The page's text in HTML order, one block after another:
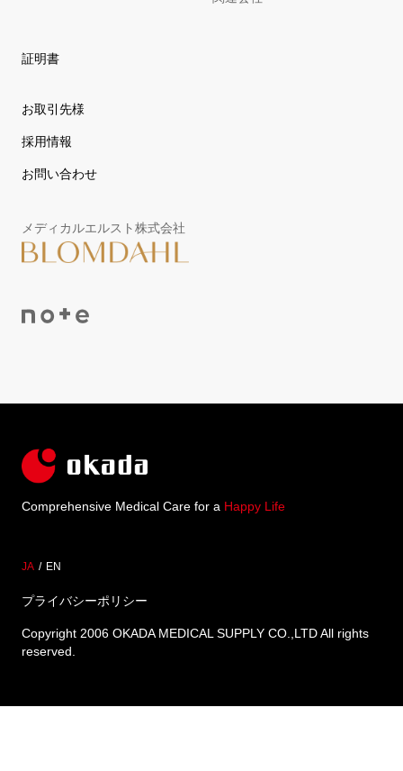
証明書
お取引先様
採用情報
お問い合わせ
メディカルエルスト株式会社
Comprehensive Medical Care for a Happy Life
プライバシーポリシー
JA EN
Copyright 2006 OKADA MEDICAL SUPPLY CO.,LTD All rights
reserved.